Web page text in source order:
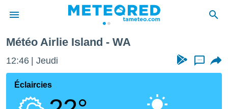
de
Météo Airlie Island - WA
12:46 Jeudi ...
Éclaircies